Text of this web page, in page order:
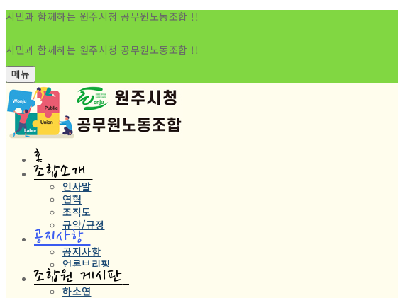
시민과 함께하는 원주시청 공무원노동조합 !!
시민과 함께하는 원주시청 공무원노동조합 !!
메뉴
홈
조합소개
인사말
연혁
조직도
규약/규정
공지사항
공지사항
언론브리핑
조합원 게시판
하소연